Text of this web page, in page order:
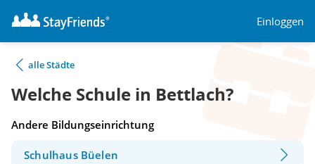
Einloggen
alle Städte
Welche Schule in Bettlach?
Andere Bildungseinrichtung
Schulhaus Büelen